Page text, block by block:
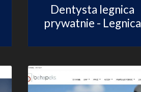
Dentysta legnica
prywatnie - Legnica